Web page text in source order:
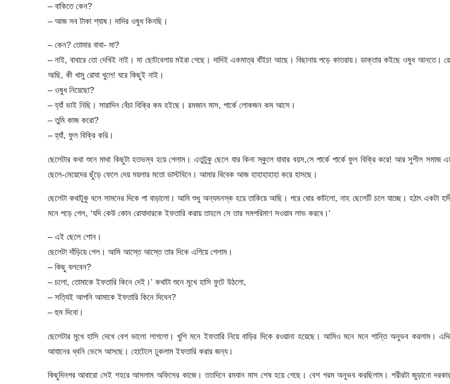
– বাকিতে কেন?
– আজ সব টাকা শ্যাষ। দাদির ওষুধ কিনছি।
– কেন? তোমার বাবা- মা?
– নাই, বাবারে তো দেখিই নাই। মা ছোটবেলায় মইরা গেছে। দাদিই একমাত্র বাঁইচা আছে। বিছানায় পড়ে কাতরায়। ডাক্তার কইছে ওষুধ আনতে।
আছি, কী খামু রোযা খুলে! ঘরে কিছুই নাই।
– ওষুধ নিয়েছো?
– হ্যাঁ ভাই নিছি। সারাদিন বেঁচা বিক্রি কম হইছে। রমজান মাস, পার্কে লোকজন কম আসে।
– তুমি কাজ করো?
– হ্যাঁ, ফুল বিক্রি করি।
ছেলেটার কথা শুনে মাথা কিছুটা হতভম্ব হয়ে গেলাম। এতুটুকু ছেলে যার কিনা স্কুলে যাবার বয়স,সে পার্কে পার্কে ফুল বিক্রি করে! আর সুশীল সমাজ
ছেলে-মেয়েদের ছুঁড়ে ফেলে দেয় ময়লার মতো ডাস্টবিনে। আমার বিবেক আজ হাহাহাহাহা করে হাসছে।
ছেলেটা কথাটুকু বলে সামনের দিকে পা বাড়ালো। আমি শুধু অন্যমনস্ক হয়ে তাকিয়ে আছি। পরে ঘোর কাটলো, নাহ ছেলেটি চলে যাচ্ছে। হঠাৎ একটা
মনে পড়ে গেল, ‘যদি কেউ কোন রোযাদারকে ইফতারি করায় তাহলে সে তার সমপরিমাণ সওয়াব লাভ করবে।’
– এই ছেলে শোন।
ছেলেটা দাঁড়িয়ে গেল। আমি আস্তে আস্তে তার দিকে এগিয়ে গেলাম।
– কিছু বলবেন?
– চলো, তোমাকে ইফতারি কিনে দেই।’ কথাটা শুনে মুখে হাসি ফুটে উঠলো,
– সত্যিই আপনি আমাকে ইফতারি কিনে দিবেন?
– হুম দিবো।
ছেলেটার মুখে হাসি দেখে বেশ ভালো লাগলো। খুশি মনে ইফতারি নিয়ে বাড়ির দিকে রওয়ানা হয়েছে। আমিও মনে মনে শান্তি অনুভব করলাম।
আযানের ধ্বনি ভেসে আসছে। হোটেলে ঢুকলাম ইফতারি করার জন্য।
কিছুদিনপর আবারো সেই শহরে আসলাম অফিসের কাজে। ততদিনে রমযান মাস শেষ হয়ে গেছে। বেশ গরম অনুভব করছিলাম। শরীরটা জুড়ানো